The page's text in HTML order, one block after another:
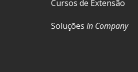
Cursos de Extensão
Soluções In Company